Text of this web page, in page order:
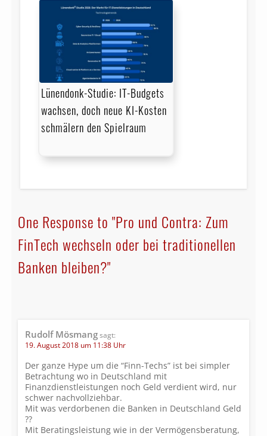
Lünendonk-Studie: IT-Budgets
wachsen, doch neue KI-Kosten
schmälern den Spielraum
One Response to "Pro und Contra: Zum
FinTech wechseln oder bei traditionellen
Banken bleiben?"
Rudolf Mösmangsagt:
19. August 2018 um 11:38 Uhr
Der ganze Hype um die “Finn-Techs” ist bei simpler
Betrachtung wo in Deutschland mit
Finanzdienstleistungen noch Geld verdient wird, nur
schwer nachvollziehbar.
Mit was verdorbenen die Banken in Deutschland Geld
??
Mit Beratingsleistung wie in der Vermögensberatung,